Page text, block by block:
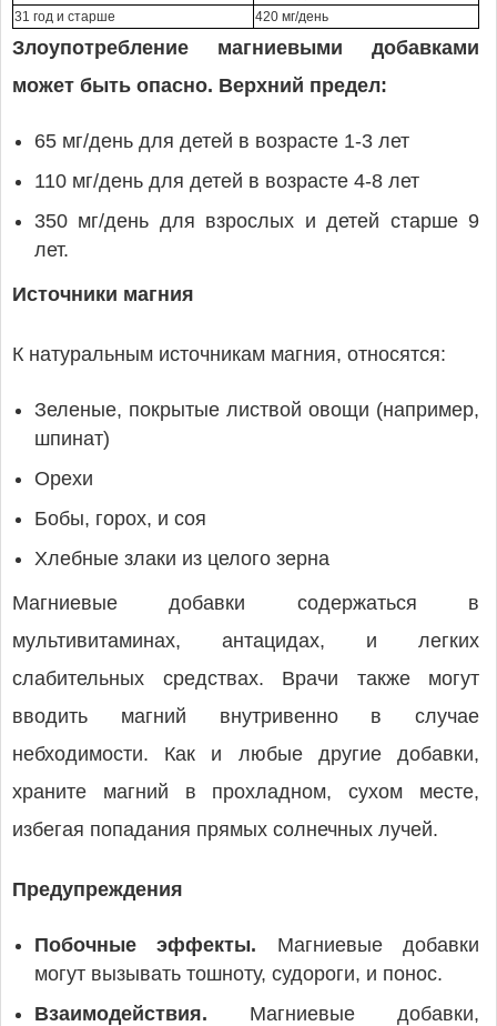
31 год и старше
420 мг/день
Злоупотребление магниевыми добавками
может быть опасно. Верхний предел:
65 мг/день для детей в возрасте 1-3 лет
110 мг/день для детей в возрасте 4-8 лет
350 мг/день для взрослых и детей старше 9
лет.
Источники магния
К натуральным источникам магния, относятся:
Зеленые, покрытые листвой овощи (например,
шпинат)
Орехи
Бобы, горох, и соя
Хлебные злаки из целого зерна
Магниевые добавки содержаться в
мультивитаминах, антацидах, и легких
слабительных средствах. Врачи также могут
вводить магний внутривенно в случае
небходимости. Как и любые другие добавки,
храните магний в прохладном, сухом месте,
избегая попадания прямых солнечных лучей.
Предупреждения
Побочные эффекты. Магниевые добавки
могут вызывать тошноту, судороги, и понос.
Взаимодействия. Магниевые добавки,